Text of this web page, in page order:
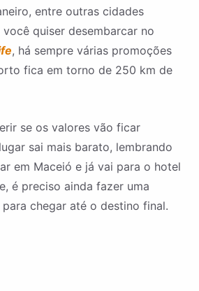
entre outras cidades
você quiser desembarcar no
, há sempre várias promoções
fica em torno de 250 km de
se os valores vão ficar
sai mais barato, lembrando
em Maceió e já vai para o hotel
é preciso ainda fazer uma
chegar até o destino final.